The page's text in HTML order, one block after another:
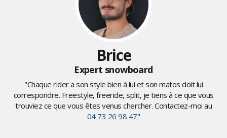
Brice
Expert snowboard
"Chaque rider a son style bien à lui et son matos doit lui
correspondre. Freestyle, freeride, split, je tiens à ce que vous
trouviez ce que vous êtes venus chercher. Contactez-moi au
04 73 26 98 47"